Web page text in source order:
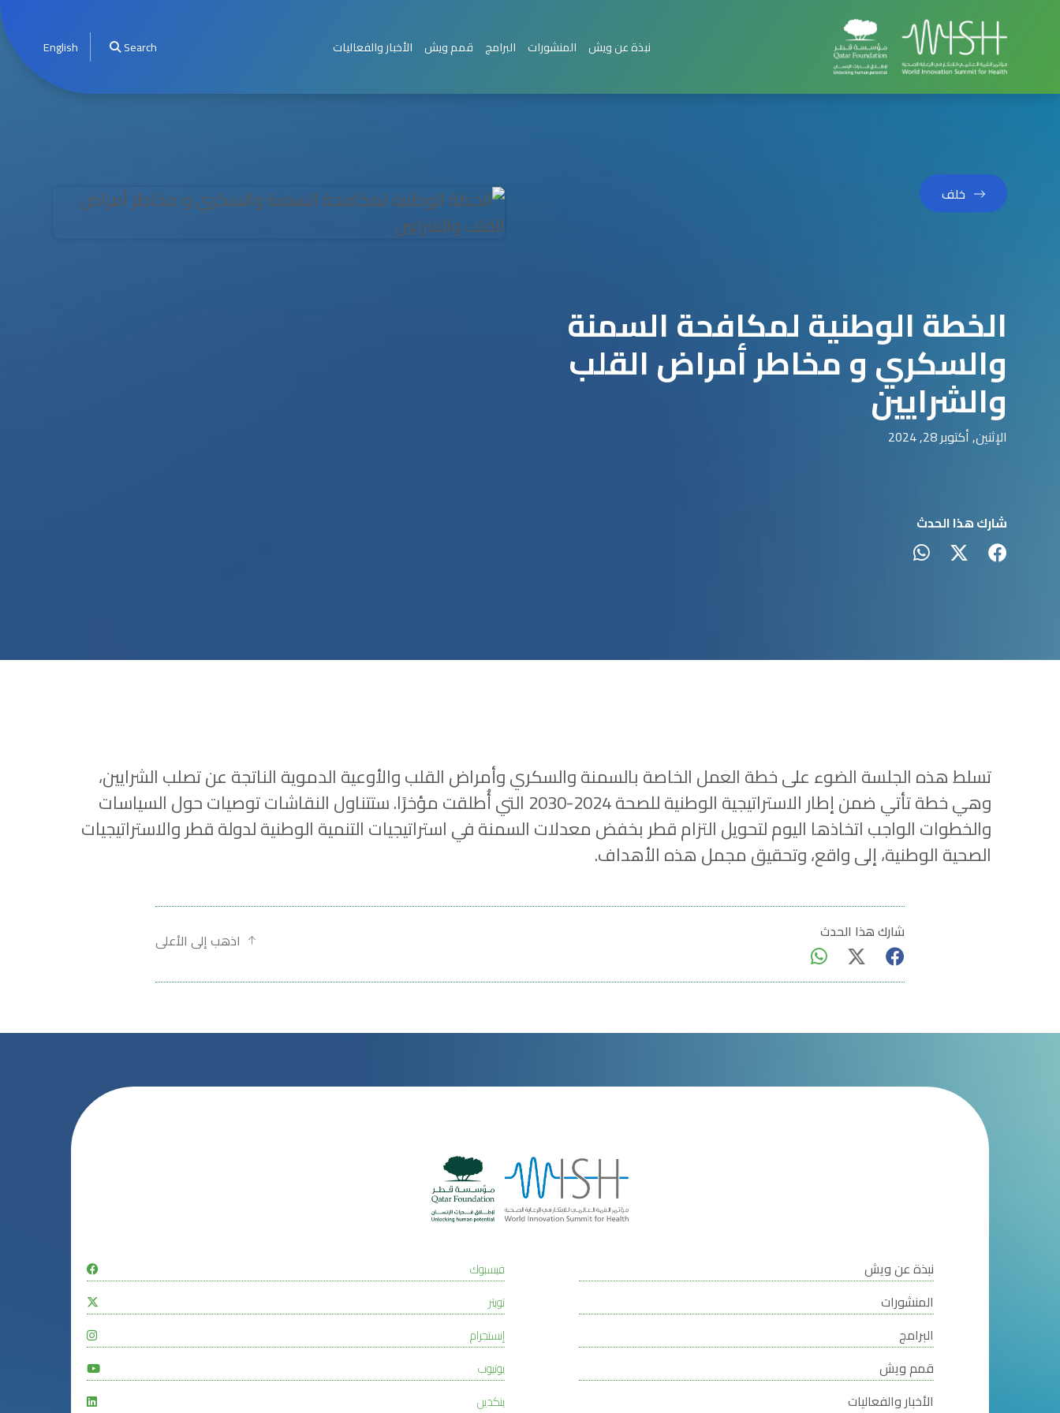
نبذة عن ويش المنشورات البرامج قمم ويش الأخبار والفعاليات Search
English
خلف
الخطة الوطنية لمكافحة السمنة
والسكري و مخاطر أمراض القلب
والشرايين
الإثنين, أكتوبر 28, 2024
شارك هذا الحدث
تسلط هذه الجلسة الضوء على خطة العمل الخاصة بالسمنة والسكري وأمراض القلب والأوعية الدموية الناتجة عن تصلب الشرايين،
وهي خطة تأتي ضمن إطار الاستراتيجية الوطنية للصحة 2024-2030 التي أُطلقت مؤخرًا. ستتناول النقاشات توصيات حول السياسات
والخطوات الواجب اتخاذها اليوم لتحويل التزام قطر بخفض معدلات السمنة في استراتيجيات التنمية الوطنية لدولة قطر والاستراتيجيات
الصحية الوطنية، إلى واقع، وتحقيق مجمل هذه الأهداف.
شارك هذا الحدث اذهب إلى الأعلى
نبذة عن ويش
المنشورات
البرامج
قمم ويش
الأخبار والفعاليات
فيسبوك
تويتر
إنستجرام
يوتيوب
ينكدين